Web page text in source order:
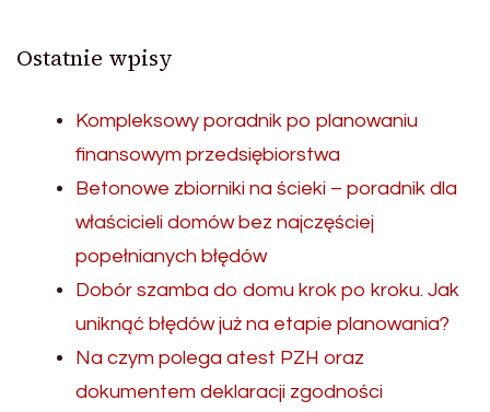
Ostatnie wpisy
Kompleksowy poradnik po planowaniu
finansowym przedsiębiorstwa
Betonowe zbiorniki na ścieki – poradnik dla
właścicieli domów bez najczęściej
popełnianych błędów
Dobór szamba do domu krok po kroku. Jak
uniknąć błędów już na etapie planowania?
Na czym polega atest PZH oraz
dokumentem deklaracji zgodności